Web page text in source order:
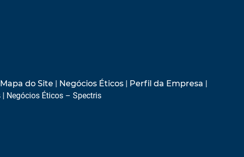
Mapa do Site | Negócios Éticos | Perfil da Empresa |
| Negócios Éticos – Spectris